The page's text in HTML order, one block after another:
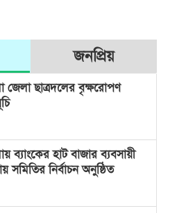
জনপ্রিয়
জেলা ছাত্রদলের বৃক্ষরোপণ
ব্যাংকের হাট বাজার ব্যবসায়ী
সমিতির নির্বাচন অনুষ্ঠিত